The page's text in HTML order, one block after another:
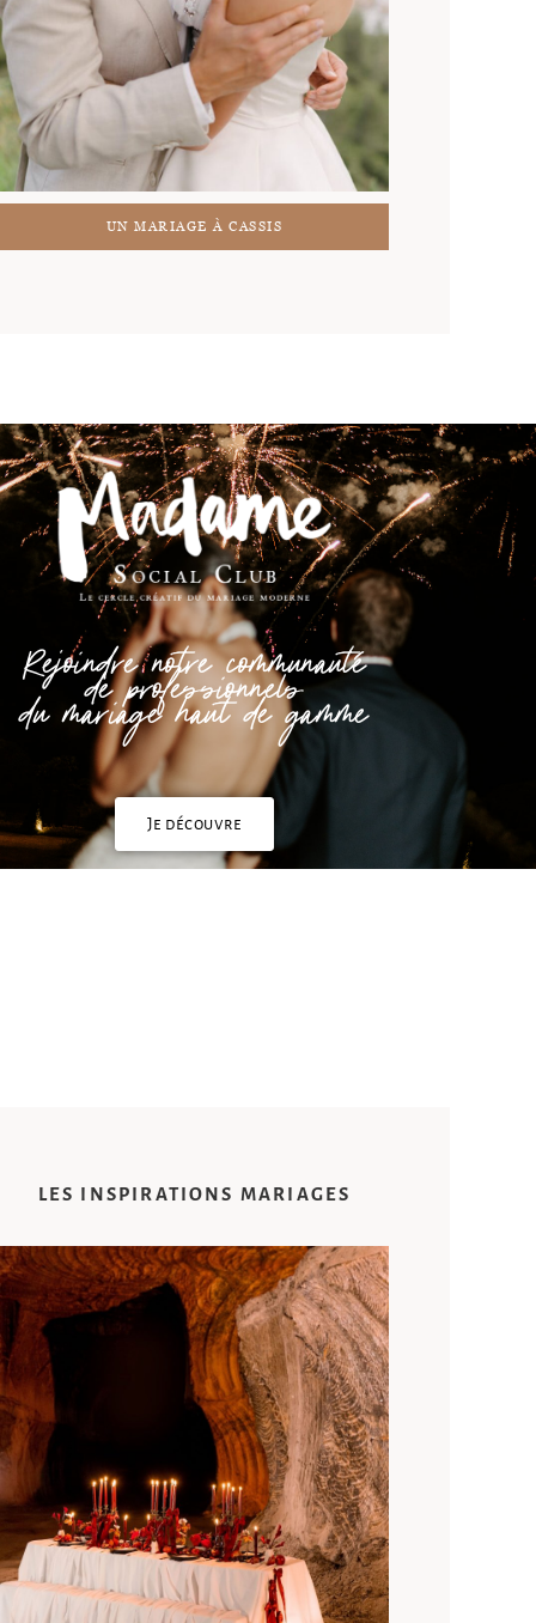
UN MARIAGE À CASSIS
Rejoindre notre communauté
de professionnels
du mariage haut de gamme
Je découvre
LES INSPIRATIONS MARIAGES